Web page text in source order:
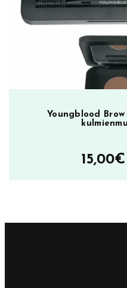
Youngblood
15,00€